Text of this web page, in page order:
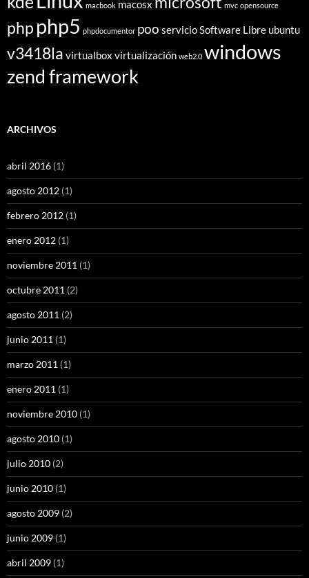
macbook macosx mvc opensource
php php5 phpdocumentor poo servicioSoftware Libre ubuntu
v3418la virtualbox virtualización web2.0 windows
zend framework
ARCHIVOS
abril 2016 (1)
agosto 2012 (1)
febrero 2012 (1)
enero 2012 (1)
noviembre 2011 (1)
octubre 2011 (2)
agosto 2011 (2)
junio 2011 (1)
marzo 2011 (1)
enero 2011 (1)
noviembre 2010 (1)
agosto 2010 (1)
julio 2010 (2)
junio 2010 (1)
agosto 2009 (2)
junio 2009 (1)
abril 2009 (1)